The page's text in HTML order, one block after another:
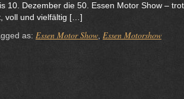
10. Dezember die 50. Essen Motor Show –
voll und vielfältig […]
as: Essen Motor Show Essen Motorshow